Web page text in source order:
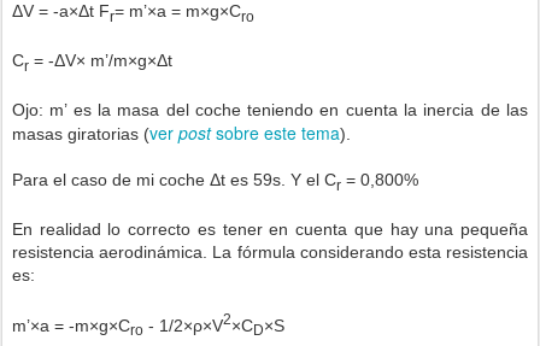
ΔV = -a×Δt Fr= m’×a = m×g×Cro
Cr = -ΔV× m’/m×g×Δt
Ojo: m’ es la masa del coche teniendo en cuenta la inercia de las
masas giratorias (ver postsobre este tema).
Para el caso de mi coche Δt es 59s. Y el Cr = 0,800%
En realidad lo correcto es tener en cuenta que hay una pequeña
resistencia aerodinámica. La fórmula considerando esta resistencia
es:
m’×a = -m×g×Cro - 1/2×ρ×V2×CD×S